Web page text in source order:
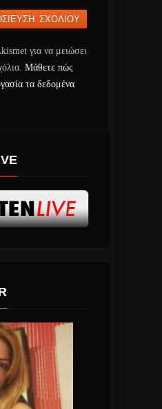
για να μειώσει
Μάθετε πώς
τα δεδομένα